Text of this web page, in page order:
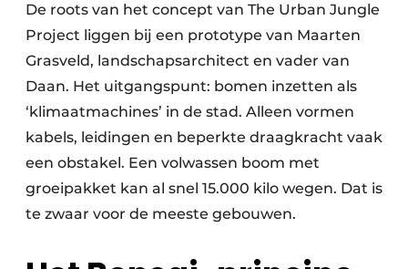
De roots van het concept van The Urban Jungle
Project liggen bij een prototype van Maarten
Grasveld, landschapsarchitect en vader van
Daan. Het uitgangspunt: bomen inzetten als
‘klimaatmachines’ in de stad. Alleen vormen
kabels, leidingen en beperkte draagkracht vaak
een obstakel. Een volwassen boom met
groeipakket kan al snel 15.000 kilo wegen. Dat is
te zwaar voor de meeste gebouwen.